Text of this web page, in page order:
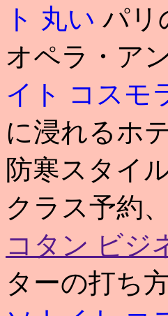
ト 丸い パリ
オペラ・ア
イト コスモ
に浸れるホ
防寒スタイ
クラス予約
コタン ビジ
ターの打ち